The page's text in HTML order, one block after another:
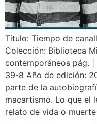
Título: Tiempo de
Colección: Biblioteca
contemporáneos pág. |
39-8 Año de edición:
parte de la
macartismo. Lo que el
relato de vida o